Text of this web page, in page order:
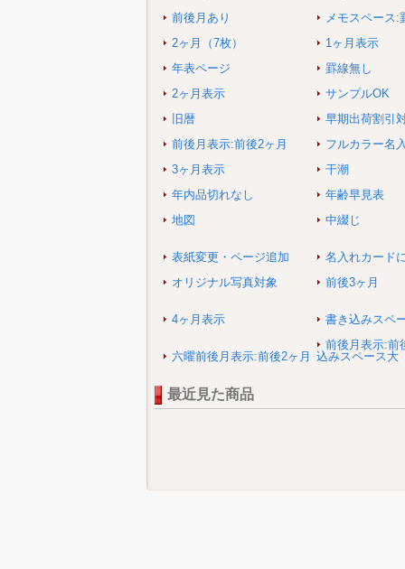
前後月あり
メモスペース:
2ヶ月（7枚）
1ヶ月表示
年表ページ
罫線無し
2ヶ月表示
サンプルOK
旧暦
早期出荷割引
前後月表示:前後2ヶ月
フルカラー名
3ヶ月表示
干潮
年内品切れなし
年齢早見表
地図
中綴じ
表紙変更・ページ追加
名入れカード
オリジナル写真対象
前後3ヶ月
4ヶ月表示 書き込みスペ
六曜前後月表示:前後2ヶ月
前後月表示:前
込みスペース大
最近見た商品